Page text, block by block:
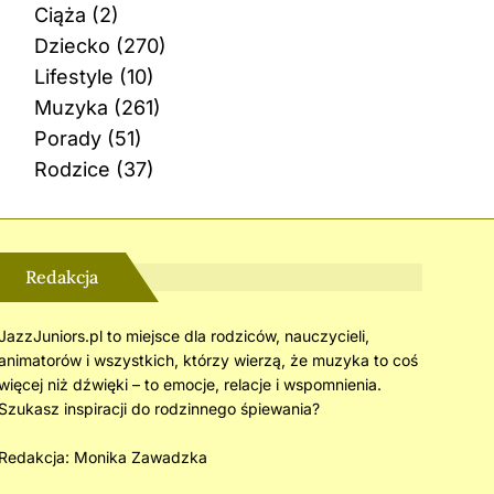
Ciąża (2)
Dziecko (270)
Lifestyle (10)
Muzyka (261)
Porady(51)
Rodzice (37)
Redakcja
to miejsce dla rodziców, nauczycieli,
i wszystkich, którzy wierzą, że muzyka to coś
niż dźwięki – to emocje, relacje i wspomnienia.
inspiracji do rodzinnego śpiewania?
Monika Zawadzka